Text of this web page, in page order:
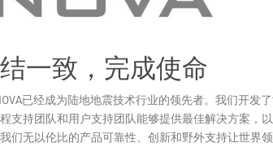
一致，完成使命
已经成为陆地地震技术行业的领先者。我们开发
支持团队和用户支持团队能够提供最佳解决方案，
们无以伦比的产品可靠性、创新和野外支持让世界